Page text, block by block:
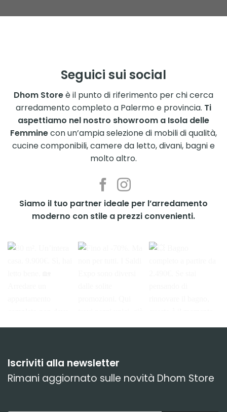
Seguici sui social
Dhom Storeè il punto di riferimento per chi cerca
arredamento completo a Palermo e provincia. Ti
aspettiamo nel nostro showroom a Isola delle
Femminecon un’ampia selezione di mobili di qualità,
cucine componibili, camere da letto, divani, bagni e
molto altro.
Siamo il tuo partner ideale per l’arredamento
moderno con stile a prezzi convenienti.
Iscriviti alla newsletter
Rimani aggiornato sulle novità Dhom Store